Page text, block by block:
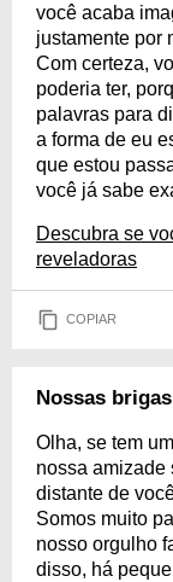
você acaba
justamente por
Com certeza,
poderia ter,
palavras para
a forma de eu
que estou
você já sabe
Descubra se
reveladoras
COPIAR
Nossas brigas
Olha, se tem
nossa amizade
distante de
Somos muito
nosso orgulho
disso, há